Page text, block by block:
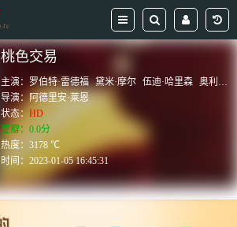
桃色交易
主演： 罗伯特·雷德福 黛米·摩尔 伍迪·哈里森 奥利弗·普莱特
导演：阿德里安·莱恩
状态：HD
豆瓣：0.0分
热度：3178 ℃
时间：2023-01-05 16:45:31